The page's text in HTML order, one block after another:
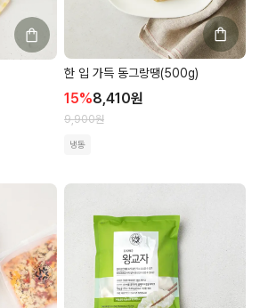
한 입 가득 동그랑땡(500g)
15%8,410원
9,900원
냉동